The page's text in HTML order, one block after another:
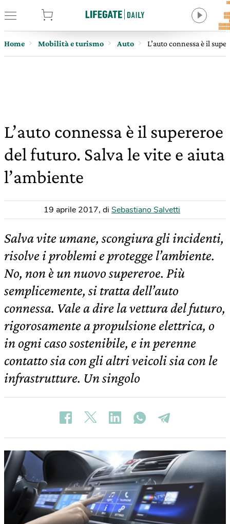
Home Mobilità e turismo Auto L’auto connessa è il
L’auto connessa è il supereroe
del futuro. Salva le vite e aiuta
l’ambiente
19 aprile 2017, di Sebastiano Salvetti
Salva vite umane, scongiura gli incidenti,
risolve i problemi e protegge l’ambiente.
No, non è un nuovo supereroe. Più
semplicemente, si tratta dell’auto
connessa. Vale a dire la vettura del futuro,
rigorosamente a propulsione elettrica, o
in ogni caso sostenibile, e in perenne
contatto sia con gli altri veicoli sia con le
infrastrutture. Un singolo